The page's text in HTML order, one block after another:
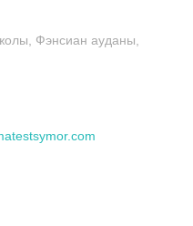
Фэнсиан ауданы,